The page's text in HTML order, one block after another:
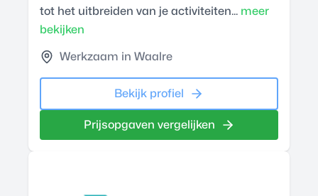
tot het uitbreiden van je activiteiten... meer
bekijken
Werkzaam in Waalre
Bekijk profiel
Prijsopgaven vergelijken